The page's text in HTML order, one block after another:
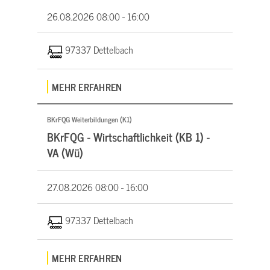
26.08.202608:00 - 16:00
97337 Dettelbach
MEHR ERFAHREN
BKrFQG Weiterbildungen (K1)
BKrFQG - Wirtschaftlichkeit (KB 1) -
VA (Wü)
27.08.202608:00 - 16:00
97337 Dettelbach
MEHR ERFAHREN